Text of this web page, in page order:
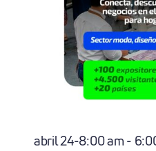
abril 24-8:00 am-